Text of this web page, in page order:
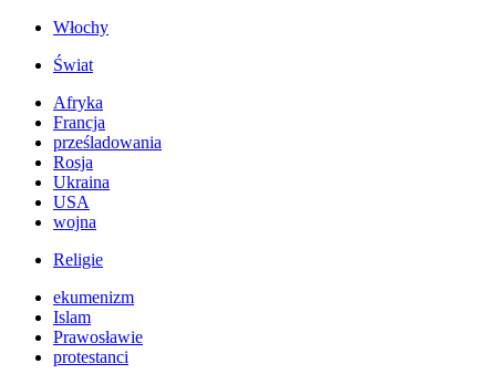
Włochy
Świat
Afryka
Francja
prześladowania
Rosja
Ukraina
USA
wojna
Religie
ekumenizm
Islam
Prawosławie
protestanci